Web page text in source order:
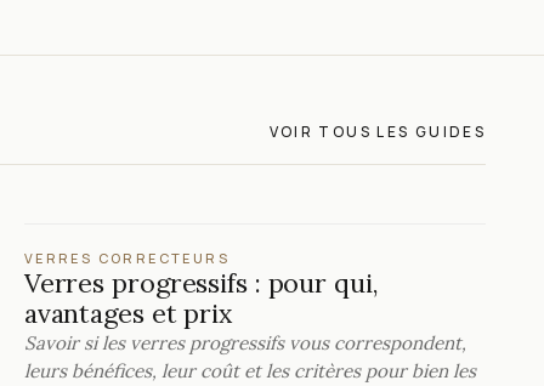
VOIR TOUS LES GUIDES
VERRES CORRECTEURS
Verres progressifs : pour qui,
avantages et prix
Savoir si les verres progressifs vous correspondent,
leurs bénéfices, leur coût et les critères pour bien les